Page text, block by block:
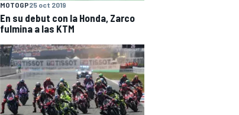
MOTOGP25 oct 2019
En su debut con la Honda, Zarco
fulmina a las KTM